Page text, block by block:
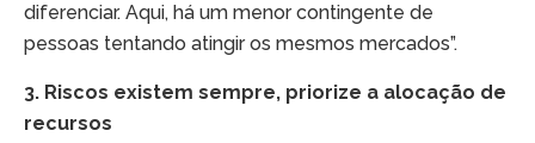
diferenciar. Aqui, há um menor contingente de
pessoas tentando atingir os mesmos mercados”.
3. Riscos existem sempre, priorize a alocação de
recursos